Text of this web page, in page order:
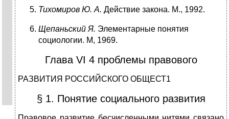
Тихомиров Ю. А. Действие закона. М., 1992.
Щепаньский Я. Элементарные понятия
социологии. М, 1969.
Глава VI 4 проблемы правового
РАЗВИТИЯ РОССИЙСКОГО ОБЩЕСТ1
§ 1. Понятие социального развития